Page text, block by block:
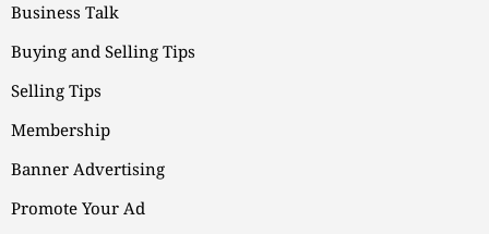
Business Talk
Buying and Selling Tips
Selling Tips
Membership
Banner Advertising
Promote Your Ad